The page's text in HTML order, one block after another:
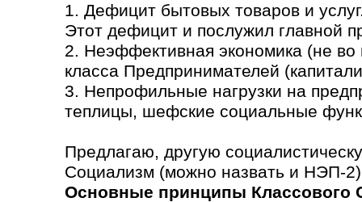
1. Дефицит бытовых товаров и
Этот дефицит и послужил главной
2. Неэффективная экономика (не во
класса Предпринимателей
3. Непрофильные нагрузки на
теплицы, шефские социальные
Предлагаю, другую
Социализм (можно назвать и НЭП-
Основные принципы Классового